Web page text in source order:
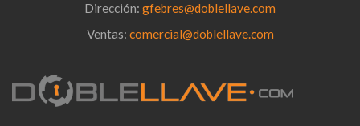
Dirección: gfebres@doblellave.com
Ventas: comercial@doblellave.com